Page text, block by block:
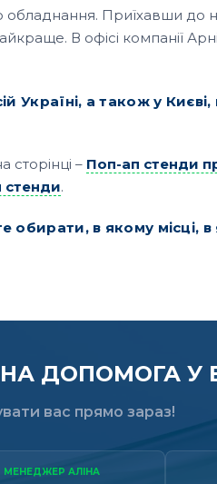
обладнання. Приїхавши
В офісі компанії
Україні, а також у
– Поп-ап стенди
стенди.
в якому місці, в
ДОПОМОГА У
вас прямо зараз!
МЕНЕДЖЕР АЛІНА